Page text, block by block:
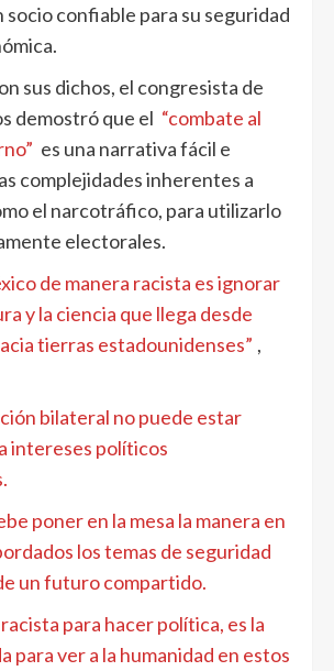
confiable para su seguridad
sus dichos, el congresista de
demostró que el “combate al
es una narrativa fácil e
complejidades inherentes a
el narcotráfico, para utilizarlo
electorales.
de manera racista es ignorar
y la ciencia que llega desde
tierras estadounidenses” ,
bilateral no puede estar
intereses políticos
poner en la mesa la manera en
los temas de seguridad
un futuro compartido.
para hacer política, es la
para ver a la humanidad en estos